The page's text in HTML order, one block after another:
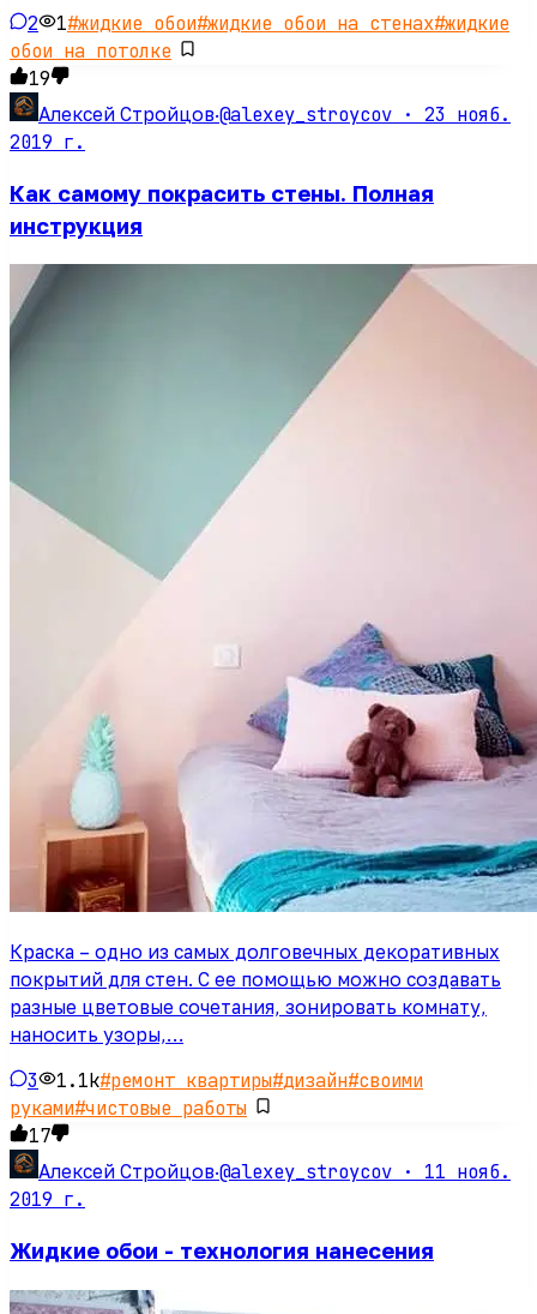
2 1#жидкие обои#жидкие обои на стенах#жидкие
обои на потолке
19
Алексей Стройцов·@alexey_stroycov · 23 нояб.
2019 г.
Как самому покрасить стены. Полная
инструкция
Краска – одно из самых долговечных декоративных
покрытий для стен. С ее помощью можно создавать
разные цветовые сочетания, зонировать комнату,
наносить узоры,…
3 1.1k#ремонт квартиры#дизайн#своими
руками#чистовые работы
17
Алексей Стройцов·@alexey_stroycov · 11 нояб.
2019 г.
Жидкие обои - технология нанесения